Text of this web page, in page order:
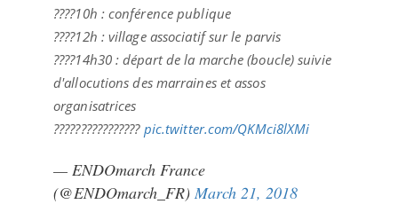
????10h : conférence publique
????12h : village associatif sur le parvis
????14h30 : départ de la marche (boucle) suivie
d'allocutions des marraines et assos
organisatrices
???????????????? pic.twitter.com/QKMci8lXMi
— ENDOmarch France
(@ENDOmarch_FR) March 21, 2018